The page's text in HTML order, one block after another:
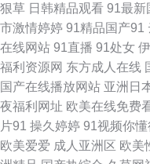
产ts在线 免费观看91 婷婷色成
91大神磁力 超碰97青青草 老
豆传媒香蕉 污视频在线观看
片mp4 avtt传媒 黑丝小萝莉被
狠草 日韩精品观看 91最新
市激情婷婷 91精品国产91
在线网站 91直播 91处女
福利资源网 东方成人在线
国产在线播放网站 亚洲日
夜福利网址 欧美在线免费
片91 操久婷婷 91视频你懂
欧美爱爱 成人亚洲区 欧美